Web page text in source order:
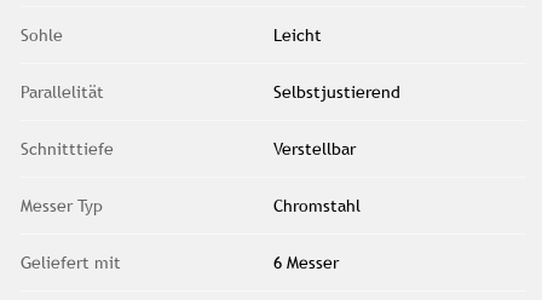
Sohle Leicht
Parallelität Selbstjustierend
Schnitttiefe Verstellbar
Messer Typ Chromstahl
Geliefert mit 6 Messer